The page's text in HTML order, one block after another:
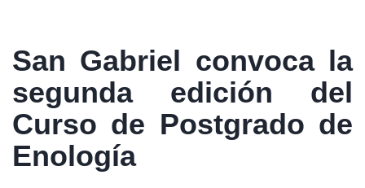
San Gabriel convoca la
segunda edición del
Curso de Postgrado de
Enología